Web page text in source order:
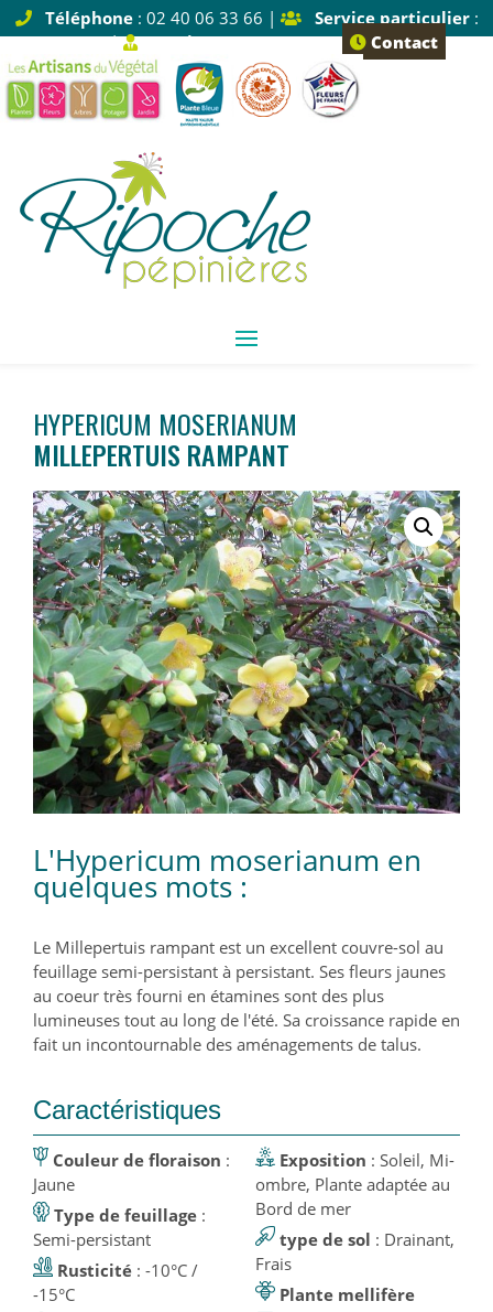
Téléphone: 02 40 06 33 66 | Service particulier:
Tapez 1 |
Service pro: Tapez 2 Contact
HYPERICUM MOSERIANUM
MILLEPERTUIS RAMPANT
L'Hypericum moserianum en
quelques mots :
Le Millepertuis rampant est un excellent couvre-sol au
feuillage semi-persistant à persistant. Ses fleurs jaunes
au coeur très fourni en étamines sont des plus
lumineuses tout au long de l'été. Sa croissance rapide en
fait un incontournable des aménagements de talus.
Caractéristiques
Couleur de floraison :
Jaune
Type de feuillage :
Semi-persistant
Rusticité : -10°C /
-15°C
Exposition : Soleil, Mi-
ombre, Plante adaptée au
Bord de mer
type de sol : Drainant,
Frais
Plante mellifère